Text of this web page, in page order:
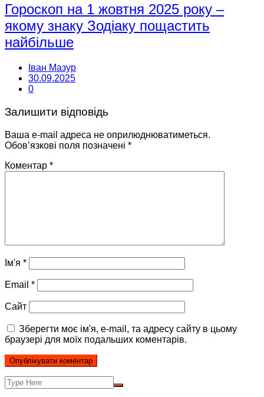
Гороскоп на 1 жовтня 2025 року –
якому знаку Зодіаку пощастить
найбільше
Іван Мазур
30.09.2025
0
Залишити відповідь
Ваша e-mail адреса не оприлюднюватиметься.
Обов’язкові поля позначені *
Коментар *
Ім'я *
Email *
Сайт
Зберегти моє ім'я, e-mail, та адресу сайту в цьому
браузері для моїх подальших коментарів.